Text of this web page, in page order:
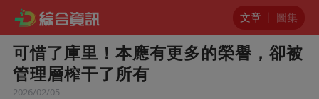
文章 圖集
可惜了庫里！本應有更多的榮譽，卻被
管理層榨干了所有
2026/02/05